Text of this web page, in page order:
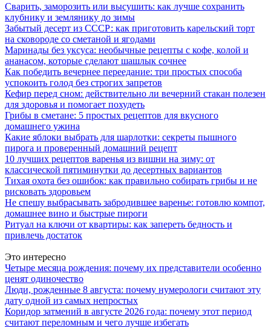
Сварить, заморозить или высушить: как лучше сохранить
клубнику и землянику до зимы
Забытый десерт из СССР: как приготовить карельский торт
на сковороде со сметаной и ягодами
Маринады без уксуса: необычные рецепты с кофе, колой и
ананасом, которые сделают шашлык сочнее
Как победить вечернее переедание: три простых способа
успокоить голод без строгих запретов
Кефир перед сном: действительно ли вечерний стакан полезен
для здоровья и помогает похудеть
Грибы в сметане: 5 простых рецептов для вкусного
домашнего ужина
Какие яблоки выбрать для шарлотки: секреты пышного
пирога и проверенный домашний рецепт
10 лучших рецептов варенья из вишни на зиму: от
классической пятиминутки до десертных вариантов
Тихая охота без ошибок: как правильно собирать грибы и не
рисковать здоровьем
Не спешу выбрасывать забродившее варенье: готовлю компот,
домашнее вино и быстрые пироги
Ритуал на ключи от квартиры: как запереть бедность и
привлечь достаток
Это интересно
Четыре месяца рождения: почему их представители особенно
ценят одиночество
Люди, рожденные 8 августа: почему нумерологи считают эту
дату одной из самых непростых
Коридор затмений в августе 2026 года: почему этот период
считают переломным и чего лучше избегать